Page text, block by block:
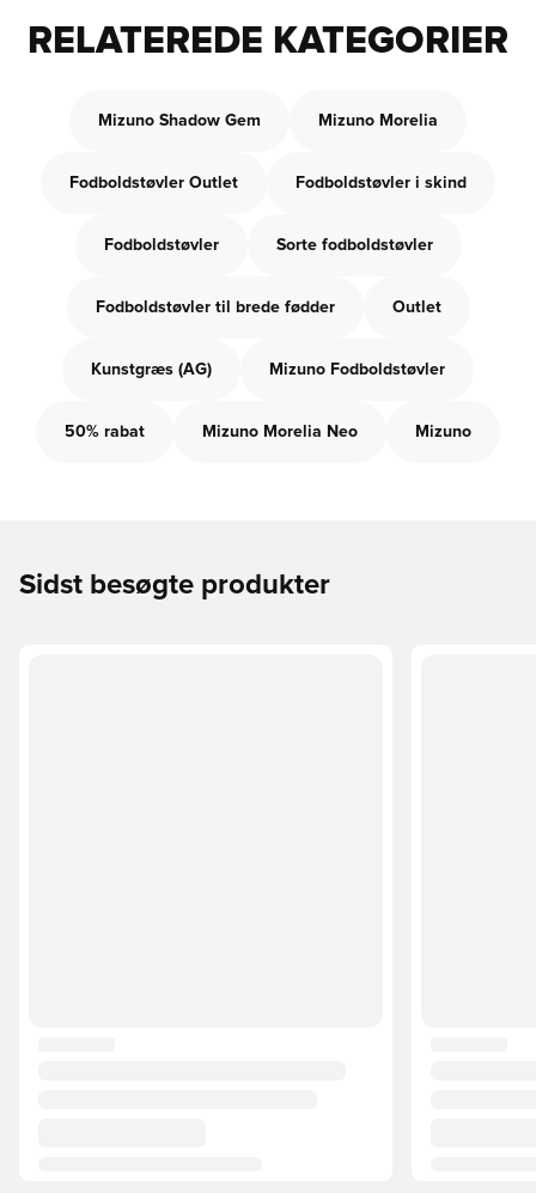
RELATEREDE KATEGORIER
Mizuno Shadow Gem Mizuno Morelia
Fodboldstøvler Outlet Fodboldstøvler i skind
Fodboldstøvler Sorte fodboldstøvler
Fodboldstøvler til brede fødder Outlet
Kunstgræs (AG) Mizuno Fodboldstøvler
50% rabat Mizuno Morelia Neo Mizuno
Sidst besøgte produkter